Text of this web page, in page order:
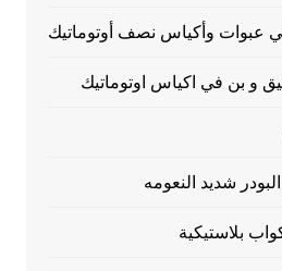
عبوات وأكياس نصف أوتوماتيك
و بن في اكياس اوتوماتيك
شديد النعومه
بلاستيكية